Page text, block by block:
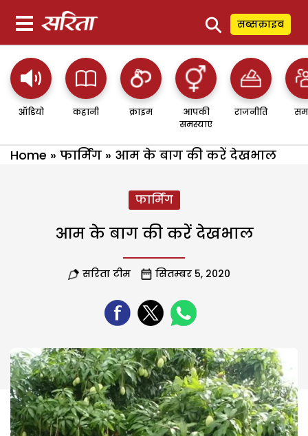
⚲ सब्सक्राइब
ऑडियो कहानी क्राइम
आपकी
समस्याएं
राजनीति
Home » फार्मिंग » आम के बाग की करें देखभाल
फार्मिंग
आम के बाग की करें देखभाल
सरिता टीम सितम्बर 5, 2020